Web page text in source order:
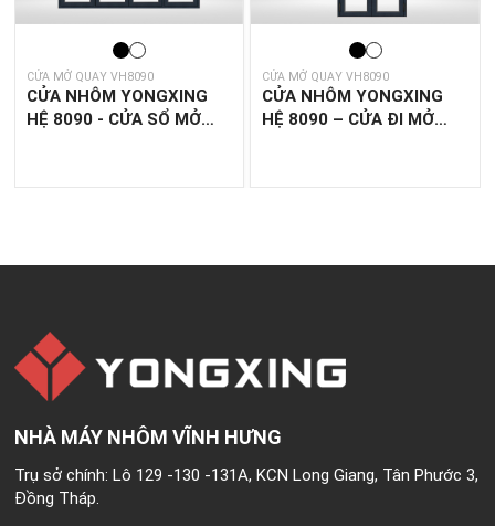
CỬA MỞ QUAY VH8090
CỬA NHÔM YONGXING
HỆ 8090 - CỬA SỔ MỞ
CỬA MỞ QUAY VH8090
CỬA NHÔM YONGXING
HỆ 8090 – CỬA ĐI MỞ
NHÀ MÁY NHÔM VĨNH HƯNG
Trụ sở chính: Lô 129 -130 -131A, KCN Long Giang, Tân Phước 3,
Đồng Tháp.